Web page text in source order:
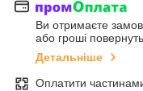
Ви отримаєте
або гроші
Детальніше
Оплатити